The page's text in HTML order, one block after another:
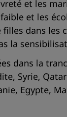
et les
et les
dans
la
dans la
Syrie,
Egypte,